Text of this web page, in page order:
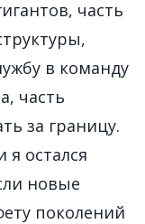
часть
в команду
часть
за границу.
я остался
новые
поколений